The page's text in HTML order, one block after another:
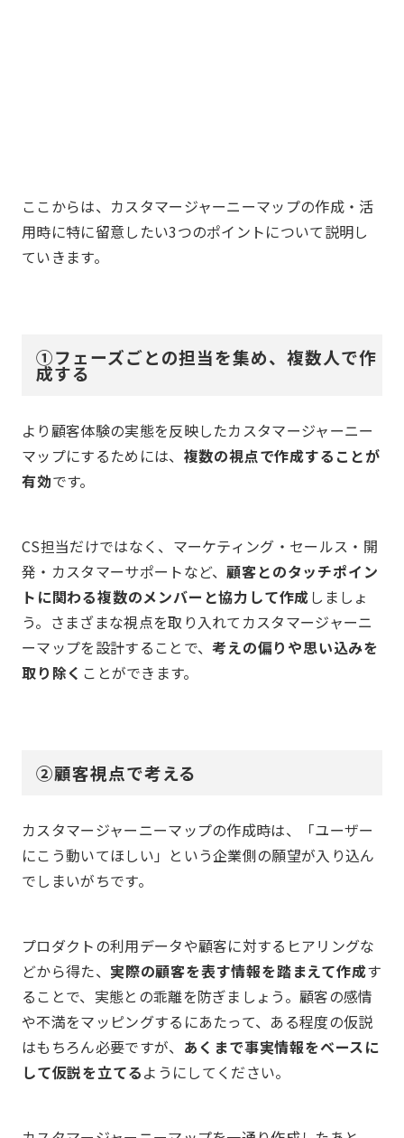
ここからは、カスタマージャーニーマップの作成・活
用時に特に留意したい3つのポイントについて説明し
ていきます。
①フェーズごとの担当を集め、複数人で作
成する
より顧客体験の実態を反映したカスタマージャーニー
マップにするためには、 複数の視点で作成することが
有効です。
CS担当だけではなく、マーケティング・セールス・開
発・カスタマーサポートなど、顧客とのタッチポイン
トに関わる複数のメンバーと協力して作成しましょ
う。さまざまな視点を取り入れてカスタマージャーニ
ーマップを設計することで、考えの偏りや思い込みを
取り除く ことができます。
②顧客視点で考える
カスタマージャーニーマップの作成時は、「ユーザー
にこう動いてほしい」という企業側の願望が入り込ん
でしまいがちです。
プロダクトの利用データや顧客に対するヒアリングな
どから得た、 実際の顧客を表す情報を踏まえて作成す
ることで、実態との乖離を防ぎましょう。顧客の感情
や不満をマッピングするにあたって、ある程度の仮説
はもちろん必要ですが、 あくまで事実情報をベースに
して仮説を立てるようにしてください。